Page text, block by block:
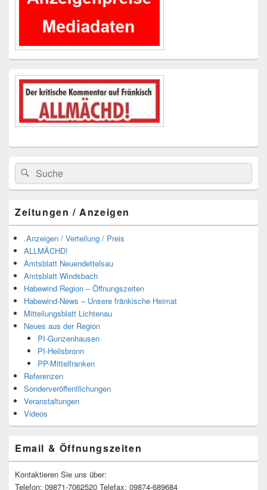
Suchen
nach:
Suchen
Zeitungen / Anzeigen
.Anzeigen / Verteilung / Preis
ALLMÄCHD!
Amtsblatt Neuendettelsau
Amtsblatt Windsbach
Habewind Region – Öffnungszeiten
Habewind-News – Unsere fränkische Heimat
Mitteilungsblatt Lichtenau
Neues aus der Region
PI-Gunzenhausen
PI-Heilsbronn
PP-Mittelfranken
Referenzen
Sonderveröffentlichungen
Veranstaltungen
Videos
Email & Öffnungszeiten
Kontaktieren Sie uns über:
Telefon: 09871-7062520 Telefax: 09874-689684